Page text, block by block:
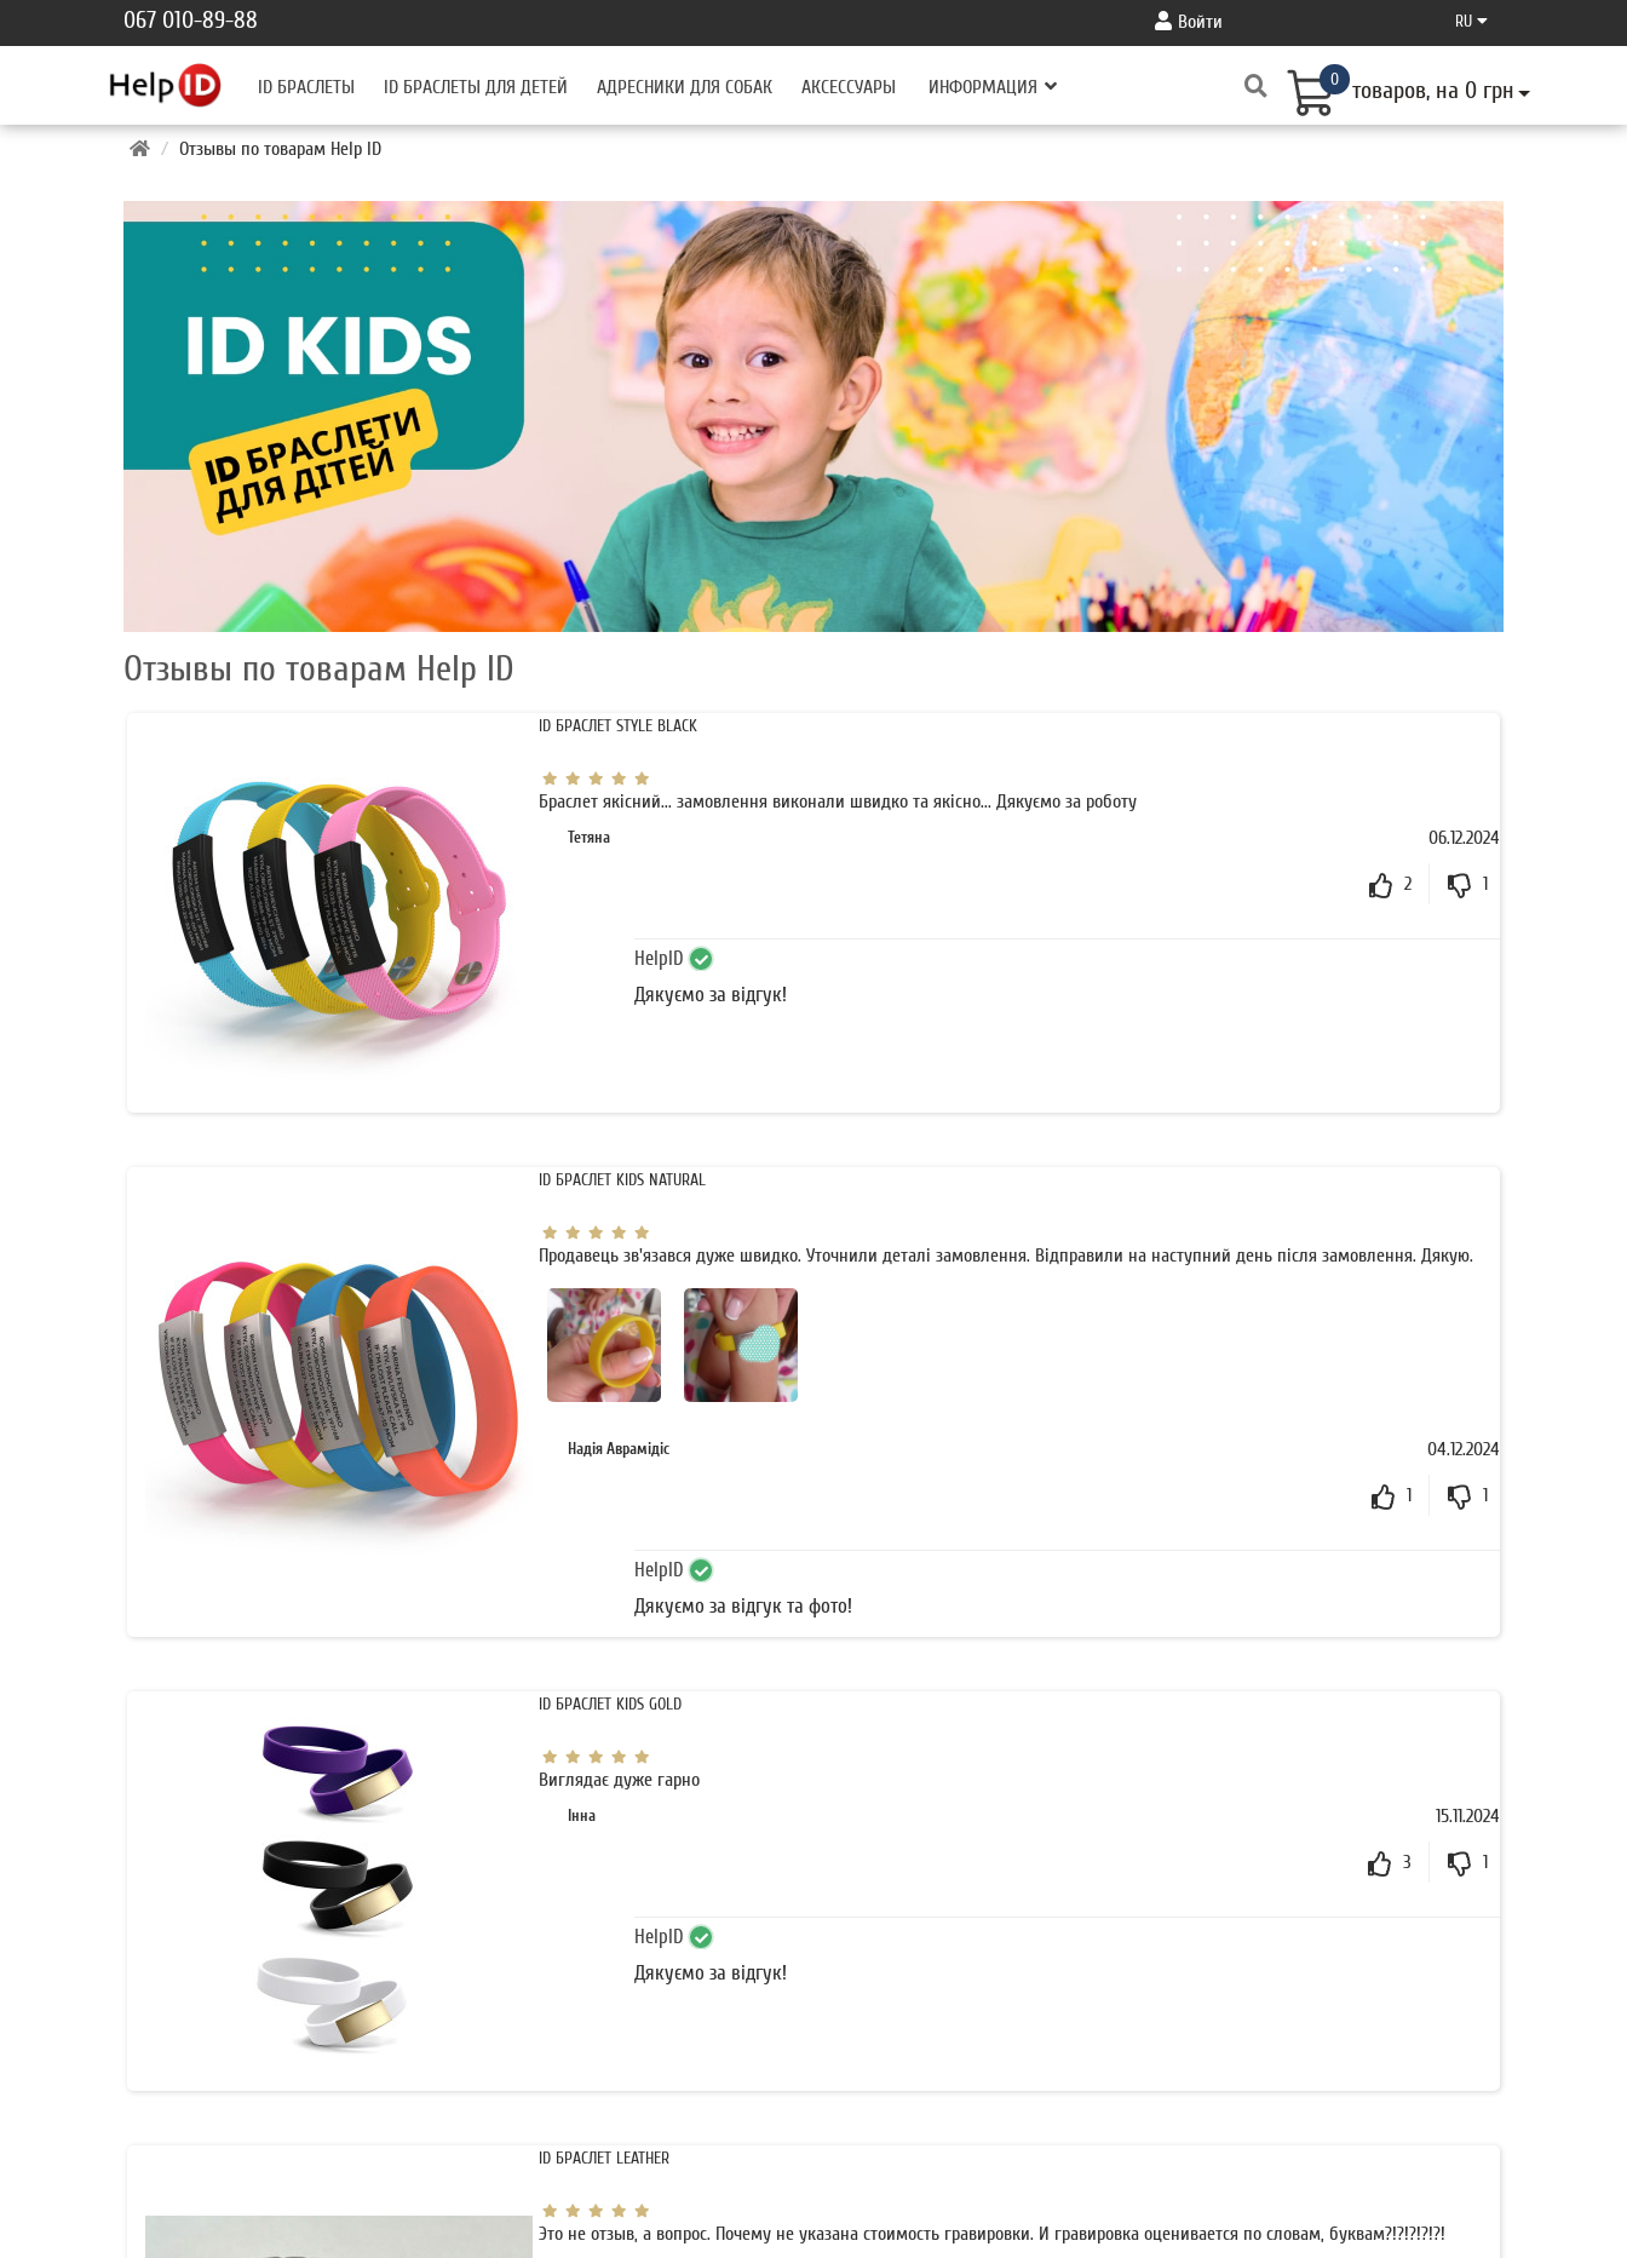
RU
067 010-89-88 Войти
ID БРАСЛЕТЫ ID БРАСЛЕТЫ ДЛЯ ДЕТЕЙ АДРЕСНИКИ ДЛЯ СОБАК АКСЕССУАРЫ ИНФОРМАЦИЯ 0 товаров, на 0 грн
Отзывы по товарам Help ID
Отзывы по товарам Help ID
ID БРАСЛЕТ STYLE BLACK
Браслет якісний... замовлення виконали швидко та якісно... Дякуємо за роботу
Тетяна 06.12.2024
2 1
HelpID
Дякуємо за відгук!
ID БРАСЛЕТ KIDS NATURAL
Продавець зв'язався дуже швидко. Уточнили деталі замовлення. Відправили на наступний день після замовлення. Дякую.
Надія Аврамідіс 04.12.2024
1 1
HelpID
Дякуємо за відгук та фото!
ID БРАСЛЕТ KIDS GOLD
Виглядає дуже гарно
Інна 15.11.2024
3 1
HelpID
Дякуємо за відгук!
ID БРАСЛЕТ LEATHER
Это не отзыв, а вопрос. Почему не указана стоимость гравировки. И гравировка оценивается по словам, буквам?!?!?!?!?!